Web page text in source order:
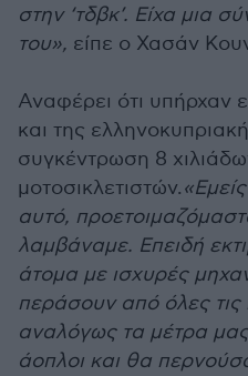
στην ‘τδβκ’. Είχα μια
του», είπε ο Χασάν
Αναφέρει ότι υπήρχαν
και της
συγκέντρωση 8
μοτοσικλετιστών.
αυτό,
λαμβάναμε. Επειδή
άτομα με ισχυρές
περάσουν από όλες
αναλόγως τα μέτρα
άοπλοι και θα